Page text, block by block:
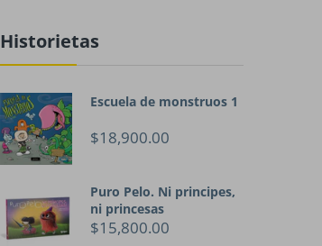
Historietas
Escuela de monstruos 1
$18,900.00
Puro Pelo. Ni principes,
ni princesas
$15,800.00